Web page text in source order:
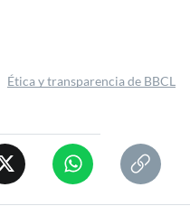
Ética y transparencia de BBCL